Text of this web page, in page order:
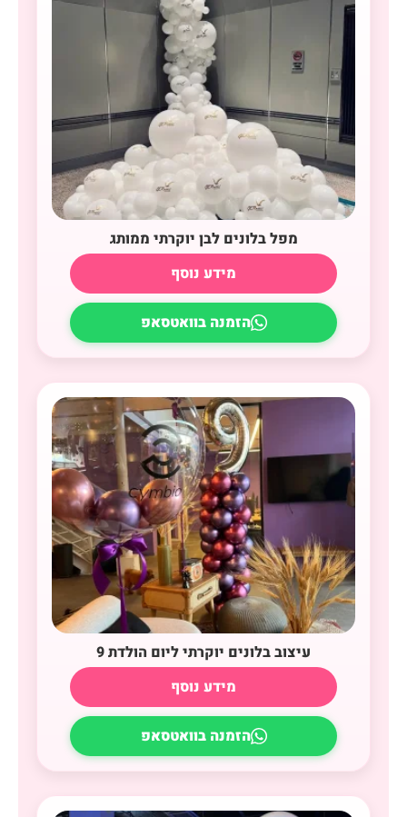
מפל בלונים לבן יוקרתי ממותג
מידע נוסף
הזמנה בוואטסאפ
עיצוב בלונים יוקרתי ליום הולדת 9
מידע נוסף
הזמנה בוואטסאפ